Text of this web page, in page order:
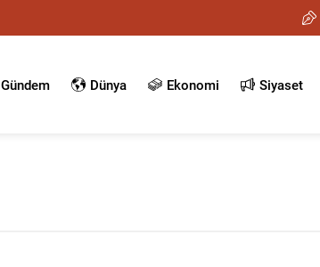
Gündem Dünya Ekonomi Siyaset